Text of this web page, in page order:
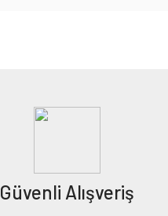
Güvenli Alışveriş